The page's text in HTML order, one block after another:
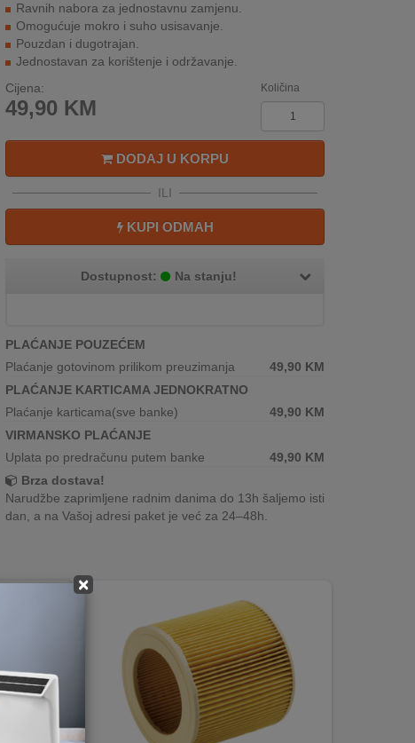
×
Ravnih nabora za jednostavnu zamjenu.
Omogućuje mokro i suho usisavanje.
Pouzdan i dugotrajan.
Jednostavan za korištenje i održavanje.
Cijena:
49,90 KM
Količina
DODAJ U KORPU
ILI
KUPI ODMAH
Dostupnost: Na stanju!
PLAĆANJE POUZEĆEM
Plaćanje gotovinom prilikom preuzimanja
49,90 KM
PLAĆANJE KARTICAMA JEDNOKRATNO
Plaćanje karticama(sve banke)
49,90 KM
VIRMANSKO PLAĆANJE
Uplata po predračunu putem banke
49,90 KM
Brza dostava!
Narudžbe zaprimljene radnim danima do 13h šaljemo isti
dan, a na Vašoj adresi paket je već za 24–48h.